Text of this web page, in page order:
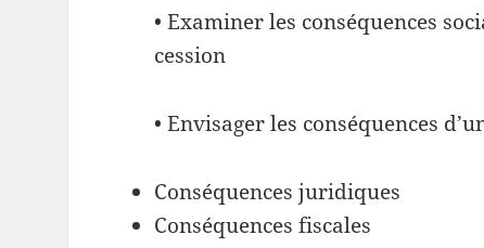
• Examiner les conséquences
cession
• Envisager les conséquences
Conséquences juridiques
Conséquences fiscales